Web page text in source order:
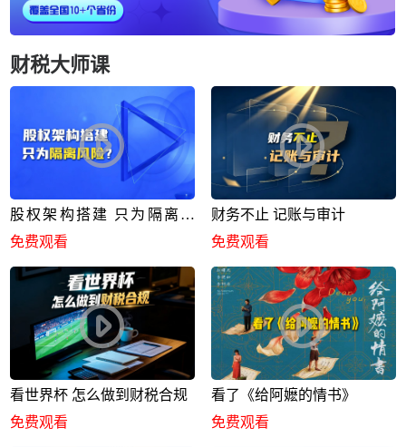
财税大师课
股权架构搭建 只为隔离风
险？
免费观看
财务不止 记账与审计
免费观看
看世界杯 怎么做到财税合规
免费观看
看了《给阿嬷的情书》
免费观看